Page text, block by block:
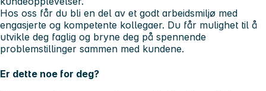
Hos oss får du bli en del av et godt arbeidsmiljø med
engasjerte og kompetente kollegaer. Du får mulighet til å
utvikle deg faglig og bryne deg på spennende
problemstillinger sammen med kundene.
Er dette noe for deg?